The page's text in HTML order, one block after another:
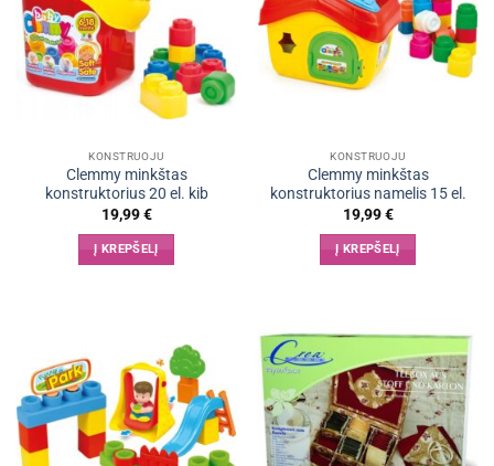
KONSTRUOJU
Clemmy minkštas
konstruktorius 20 el. kib
19,99€
Į KREPŠELĮ
KONSTRUOJU
Clemmy minkštas
konstruktorius namelis 15 el.
19,99€
Į KREPŠELĮ